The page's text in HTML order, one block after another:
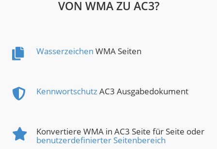
VON WMA ZU AC3?
Wasserzeichen WMA Seiten
KennwortschutzAC3 Ausgabedokument
Konvertiere WMA in AC3 Seite für Seite oder
benutzerdefinierter Seitenbereich